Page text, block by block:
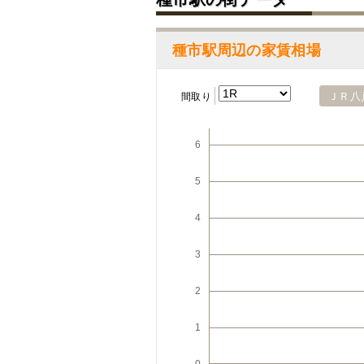
種市駅周辺の家賃相場
間取り ＪＲ
6
5
4
3
2
1